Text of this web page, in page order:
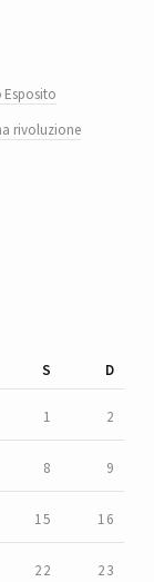
Esposito
rivoluzione
S D
1 2
8 9
15 16
22 23